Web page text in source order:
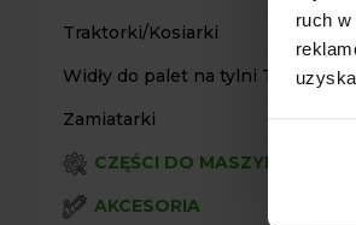
ruch
Traktorki/Kosiarki
Widły do palet na tylni TUZ
Zamiatarki
CZĘŚCI DO MASZYN
AKCESORIA